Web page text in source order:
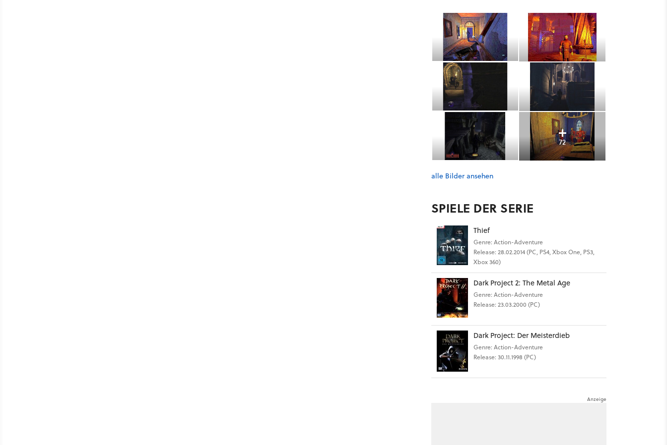
72
alle Bilder ansehen
SPIELE DER SERIE
Thief
Genre: Action-Adventure
Release: 28.02.2014 (PC, PS4, Xbox One, PS3,
Xbox 360)
Dark Project 2: The Metal Age
Genre: Action-Adventure
Release: 23.03.2000 (PC)
Dark Project: Der Meisterdieb
Genre: Action-Adventure
Release: 30.11.1998 (PC)